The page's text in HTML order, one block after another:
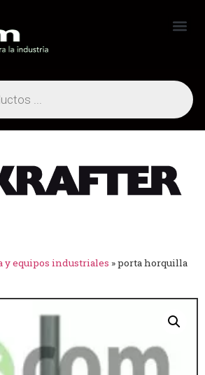
y equipos industriales »porta horquilla